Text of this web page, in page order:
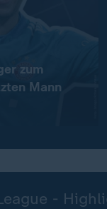
zum
Mann
-